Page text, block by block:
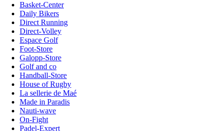
Basket-Center
Daily Bikers
Direct Running
Direct-Volley
Espace Golf
Foot-Store
Galopp-Store
Golf and co
Handball-Store
House of Rugby
La sellerie de Maé
Made in Paradis
Nauti-wave
On-Fight
Padel-Expert